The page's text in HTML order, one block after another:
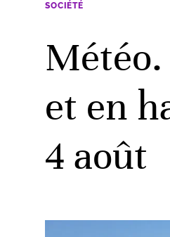
SOCIÉTÉ
et en
4 août